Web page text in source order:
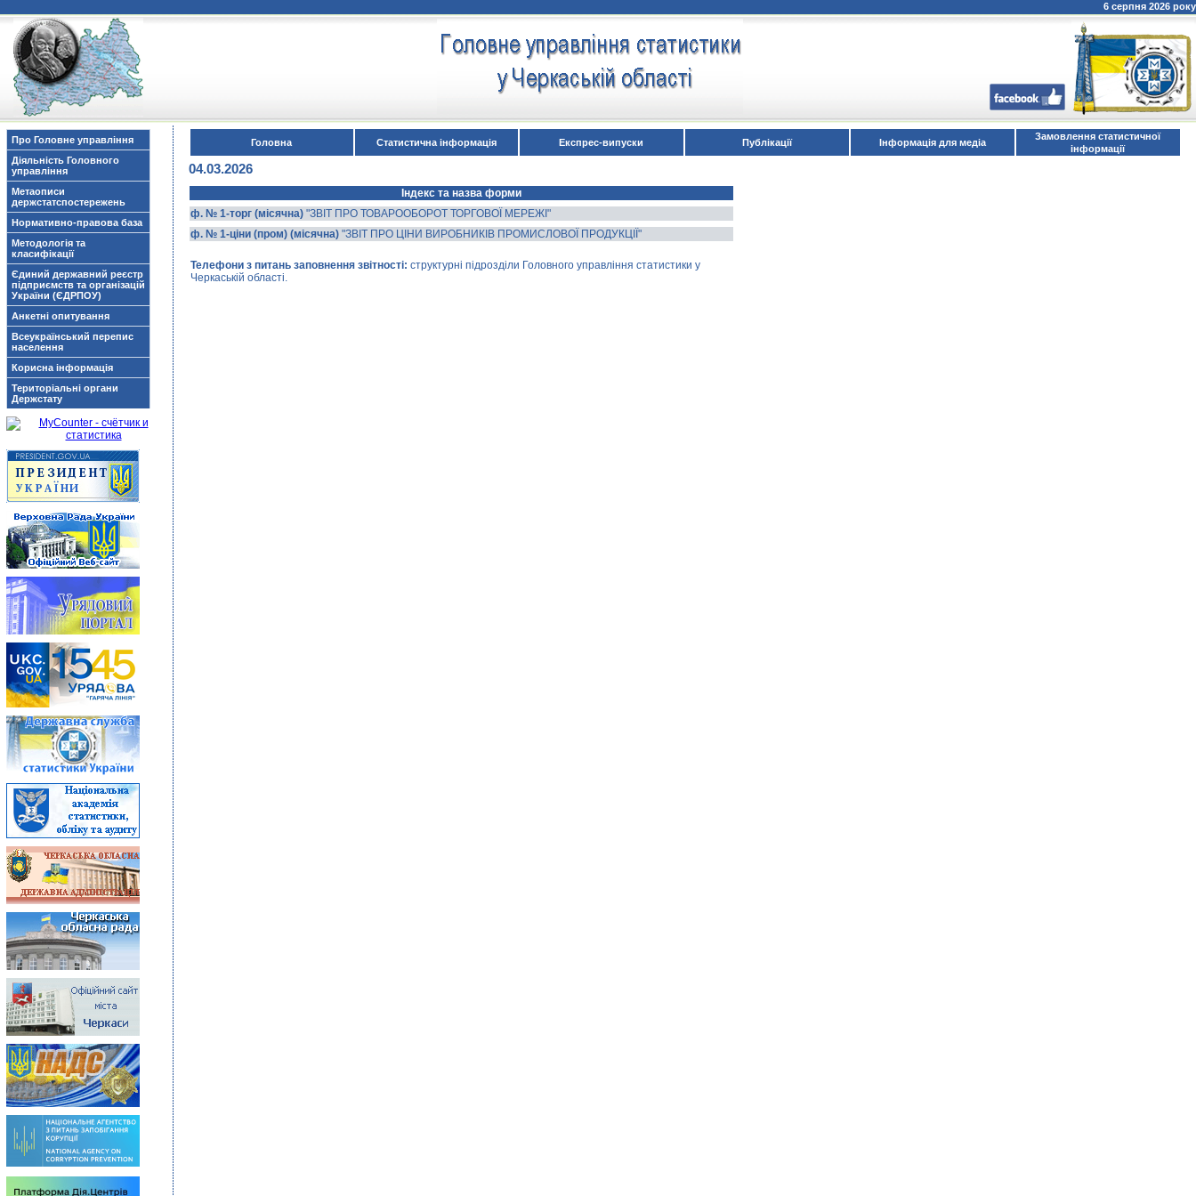
6 серпня 2026 року
Про Головне управління
Діяльність Головного
управління
Метаописи
держстатспостережень
Нормативно-правова база
Методологія та
класифікації
Єдиний державний реєстр
підприємств та організацій
України (ЄДРПОУ)
Анкетні опитування
Всеукраїнський перепис
населення
Корисна інформація
Територіальні органи
Держстату
Головна Статистична інформація Експрес-випуски Публікації Інформація для медіа
Замовлення статистичної
інформації
04.03.2026
Індекс та назва форми
ф. № 1-торг (місячна)"ЗВІТ ПРО ТОВАРООБОРОТ ТОРГОВОЇ МЕРЕЖІ"
ф. № 1-ціни (пром) (місячна)"ЗВІТ ПРО ЦІНИ ВИРОБНИКІВ ПРОМИСЛОВОЇ ПРОДУКЦІЇ"
Телефони з питань заповнення звітності: структурні підрозділи Головного управління статистики у
Черкаській області.